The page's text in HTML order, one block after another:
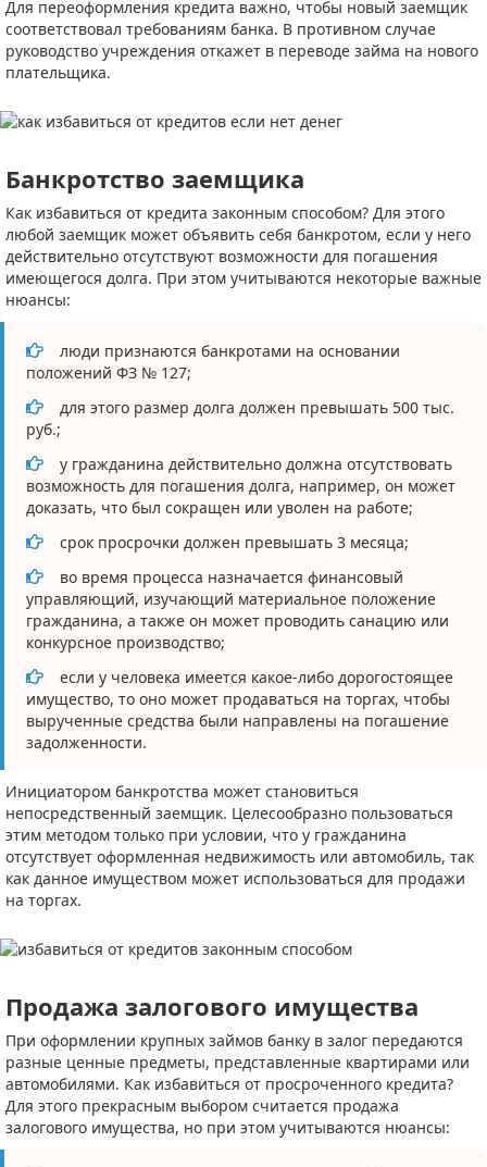
Для переоформления кредита важно, чтобы новый заемщик
соответствовал требованиям банка. В противном случае
руководство учреждения откажет в переводе займа на нового
плательщика.
Банкротство заемщика
Как избавиться от кредита законным способом? Для этого
любой заемщик может объявить себя банкротом, если у него
действительно отсутствуют возможности для погашения
имеющегося долга. При этом учитываются некоторые важные
нюансы:
люди признаются банкротами на основании
положений ФЗ № 127;
для этого размер долга должен превышать 500 тыс.
руб.;
у гражданина действительно должна отсутствовать
возможность для погашения долга, например, он может
доказать, что был сокращен или уволен на работе;
срок просрочки должен превышать 3 месяца;
во время процесса назначается финансовый
управляющий, изучающий материальное положение
гражданина, а также он может проводить санацию или
конкурсное производство;
если у человека имеется какое-либо дорогостоящее
имущество, то оно может продаваться на торгах, чтобы
вырученные средства были направлены на погашение
задолженности.
Инициатором банкротства может становиться
непосредственный заемщик. Целесообразно пользоваться
этим методом только при условии, что у гражданина
отсутствует оформленная недвижимость или автомобиль, так
как данное имуществом может использоваться для продажи
на торгах.
Продажа залогового имущества
При оформлении крупных займов банку в залог передаются
разные ценные предметы, представленные квартирами или
автомобилями. Как избавиться от просроченного кредита?
Для этого прекрасным выбором считается продажа
залогового имущества, но при этом учитываются нюансы: